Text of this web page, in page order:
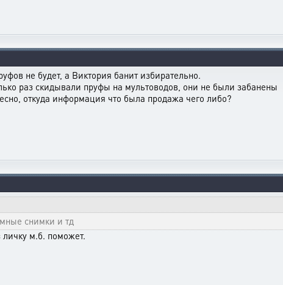
не будет, а Виктория банит избирательно.
раз скидывали пруфы на мультоводов, они не были забанены
откуда информация что была продажа чего либо?
снимки и тд
м.б. поможет.